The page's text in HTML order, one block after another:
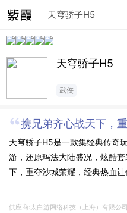
天穹骄子H5
天穹骄子H5
武侠
携兄弟齐心战天下，
天穹骄子H5是一款集经典传奇
游，还原玛法大陆盛况，炫酷
下，重夺沙城荣耀，经典热血
供应商:太白游网络科技（上海）有限公司